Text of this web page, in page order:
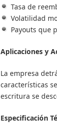
Tasa de
Volatilidad
Payouts que
Aplicaciones y
La empresa
características
escritura se
Especificación